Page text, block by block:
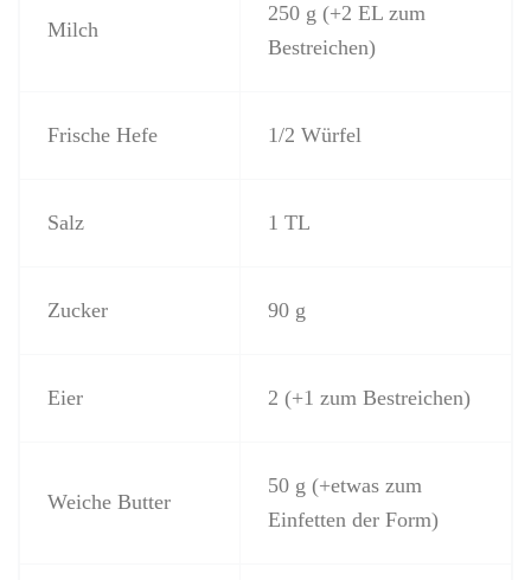
Milch
250 g (+2 EL zum
Bestreichen)
Frische Hefe 1/2 Würfel
Salz 1 TL
Zucker 90 g
Eier 2 (+1 zum Bestreichen)
Weiche Butter
50 g (+etwas zum
Einfetten der Form)